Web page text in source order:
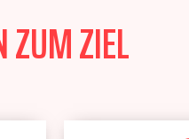
ZUM ZIEL